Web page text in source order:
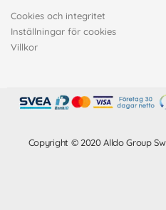
Cookies och integritet
Inställningar för cookies
Villkor
Copyright © 2020 Alldo Group